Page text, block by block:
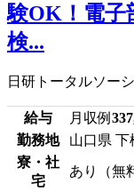
験OK！電子
検...
日研トータルソー
給与 月収例
勤務地
山口県 下
寮・社
宅
あり（無